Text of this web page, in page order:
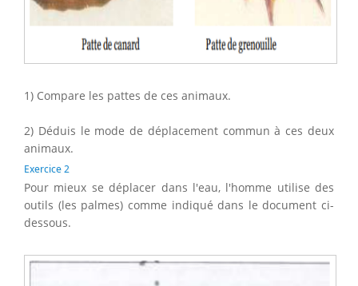
1) Compare les pattes de ces animaux.
2) Déduis le mode de déplacement commun à ces deux
animaux.
Exercice 2
Pour mieux se déplacer dans l'eau, l'homme utilise des
outils (les palmes) comme indiqué dans le document ci-
dessous.